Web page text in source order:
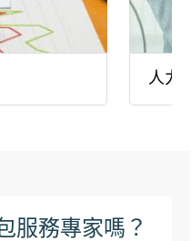
人力
服務專家嗎？